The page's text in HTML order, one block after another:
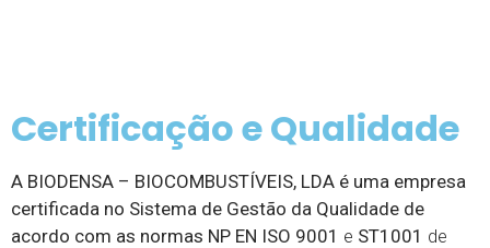
PELLETS ENplus-A1
PELLETS STANDARD
BRIQUETES
Certificação e Qualidade
A BIODENSA – BIOCOMBUSTÍVEIS, LDA é uma empresa
certificada no Sistema de Gestão da Qualidade de
acordo com as normas NP EN ISO 9001 e ST1001 de